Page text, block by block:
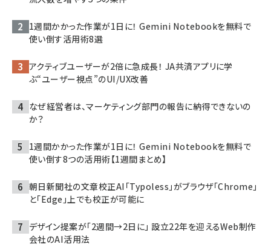
1週間かかった作業が1日に！ Gemini Notebookを無料で
使い倒す活用術8選
アクティブユーザーが2倍に急成長！ JA共済アプリに学
ぶ“ユーザー視点”のUI/UX改善
なぜ経営者は、マーケティング部門の報告に納得できないの
か？
1週間かかった作業が1日に！ Gemini Notebookを無料で
使い倒す8つの活用術【1週間まとめ】
朝日新聞社の文章校正AI「Typoless」がブラウザ「Chrome」
と「Edge」上でも校正が可能に
デザイン提案が「2週間→2日に」 設立22年を迎えるWeb制作
会社のAI活用法